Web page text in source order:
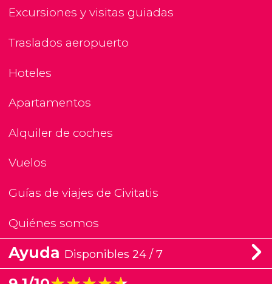
Excursiones y visitas guiadas
Traslados aeropuerto
Hoteles
Apartamentos
Alquiler de coches
Vuelos
Guías de viajes de Civitatis
Quiénes somos
Ayuda Disponibles 24 / 7